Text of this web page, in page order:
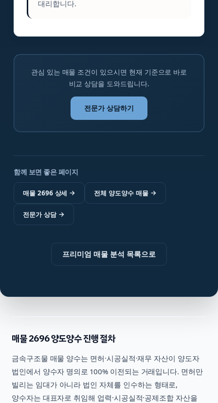
대리합니다.
관심 있는 매물 조건이 있으시면 현재 기준으로 바로
비교 상담을 도와드립니다.
전문가 상담하기
함께 보면 좋은 페이지
매물 2696 상세 → 전체 양도양수 매물→
전문가 상담→
프리미엄 매물 분석 목록으로
매물2696양도양수 진행 절차
금속구조물 매물 양수는 면허·시공실적·재무 자산이 양도자
법인에서 양수자 명의로 100% 이전되는 거래입니다. 면허만
빌리는 임대가 아니라 법인 자체를 인수하는 형태로,
양수자는 대표자로 취임해 업력·시공실적·공제조합 자산을